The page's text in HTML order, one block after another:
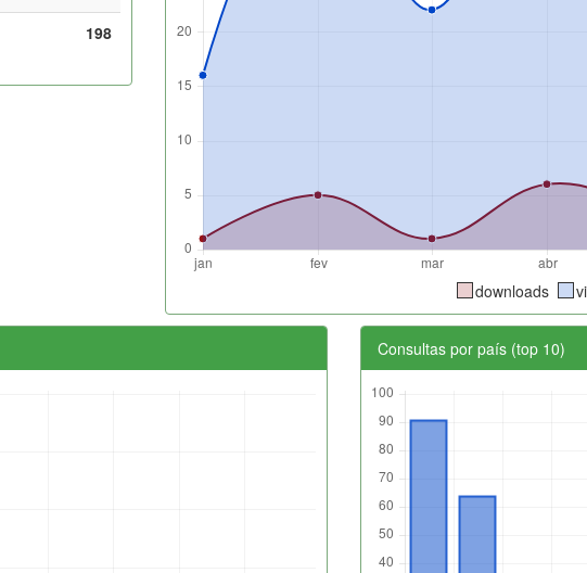
198
downloads
Consultas por país (top 10)